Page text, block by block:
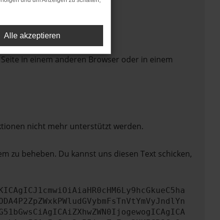
in einem anderen Browser oder in einem
nicht mehr unterstützt werden.
zu beheben. Du kannst uns diesen Text schicken,
Alle akzeptieren